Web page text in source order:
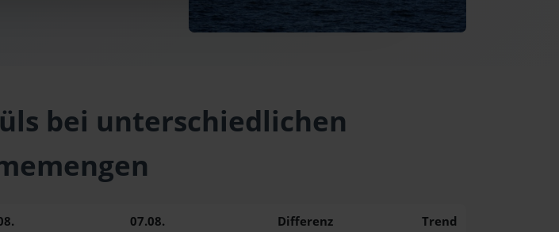
bei unterschiedlichen
07.08. Differenz Trend